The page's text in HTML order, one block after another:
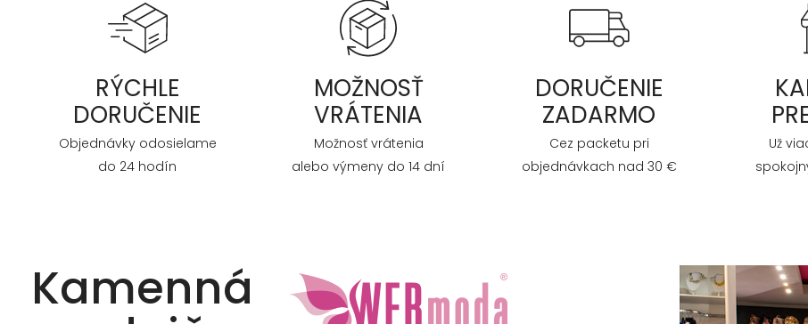
RÝCHLE
DORUČENIE
Objednávky odosielame
do 24 hodín
MOŽNOSŤ
VRÁTENIA
Možnosť vrátenia
alebo výmeny do 14 dní
DORUČENIE
ZADARMO
Cez packetu pri
objednávkach nad 30 €
Už
Kamenná